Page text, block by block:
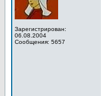
Зарегистрирован:
06.08.2004
Сообщения: 5657